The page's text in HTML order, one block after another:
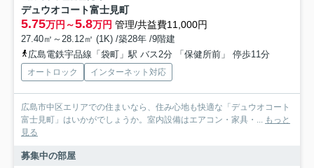
デュウオコート富士見町
5.75万円～5.8万円 管理/共益費11,000円
27.40㎡～28.12㎡ (1K) /築28年 /9階建
広島電鉄宇品線「袋町」駅 バス2分 「保健所前」 停歩11分
オートロック インターネット対応
広島市中区エリアでの住まいなら、住み心地も快適な「デュウオコート
富士見町」はいかがでしょうか。室内設備はエアコン・家具・... もっと
見る
募集中の部屋